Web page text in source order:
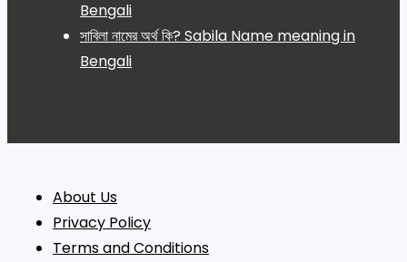
Bengali
সাবিলা নামের অর্থ কি? Sabila Name meaning in
Bengali
About Us
Privacy Policy
Terms and Conditions